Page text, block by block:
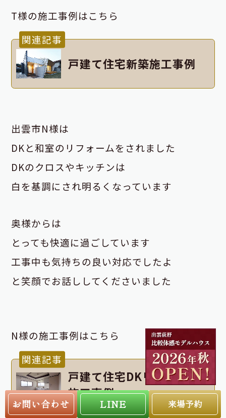
T様の施工事例はこちら
関連記事
戸建て住宅新築施工事例
出雲市N様は
DKと和室のリフォームをされました
DKのクロスやキッチンは
白を基調にされ明るくなっています
奥様からは
とっても快適に過ごしています
工事中も気持ちの良い対応でしたよ
と笑顔でお話ししてくださいました
N様の施工事例はこちら
関連記事
戸建て住宅DKリフォーム
施工事例
お問い合わせ LINE 来場予約